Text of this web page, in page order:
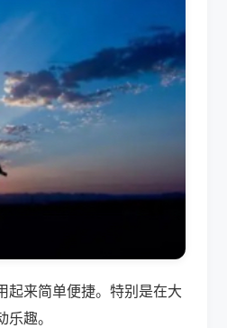
起来简单便捷。特别是在大
趣。